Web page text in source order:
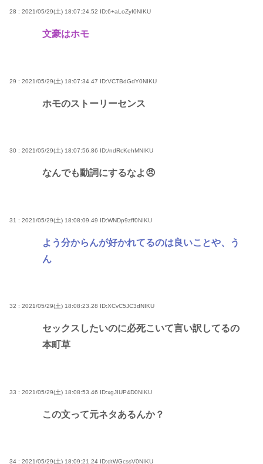
28 : 2021/05/29(土) 18:07:24.52 ID:6+aLoZyI0NIKU
文豪はホモ
29 : 2021/05/29(土) 18:07:34.47 ID:VCTBdGdY0NIKU
ホモのストーリーセンス
30 : 2021/05/29(土) 18:07:56.86 ID:/ndRcKehMNIKU
なんでも動詞にするなよ😠
31 : 2021/05/29(土) 18:08:09.49 ID:WNDp9zff0NIKU
よう分からんが好かれてるのは良いことや、う
ん
32 : 2021/05/29(土) 18:08:23.28 ID:XCvC5JC3dNIKU
セックスしたいのに必死こいて言い訳してるの
本町草
33 : 2021/05/29(土) 18:08:53.46 ID:xgJIUP4D0NIKU
この文って元ネタあるんか？
34 : 2021/05/29(土) 18:09:21.24 ID:dtWGcssV0NIKU